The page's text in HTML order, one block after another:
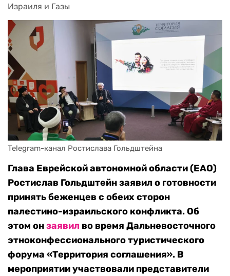
Израиля и Газы
Telegram-канал Ростислава Гольдштейна
Глава Еврейской автономной области (ЕАО)
Ростислав Гольдштейн заявил о готовности
принять беженцев с обеих сторон
палестино-израильского конфликта. Об
этом онзаявил во время Дальневосточного
этноконфессионального туристического
форума «Территория соглашения». В
мероприятии участвовали представители